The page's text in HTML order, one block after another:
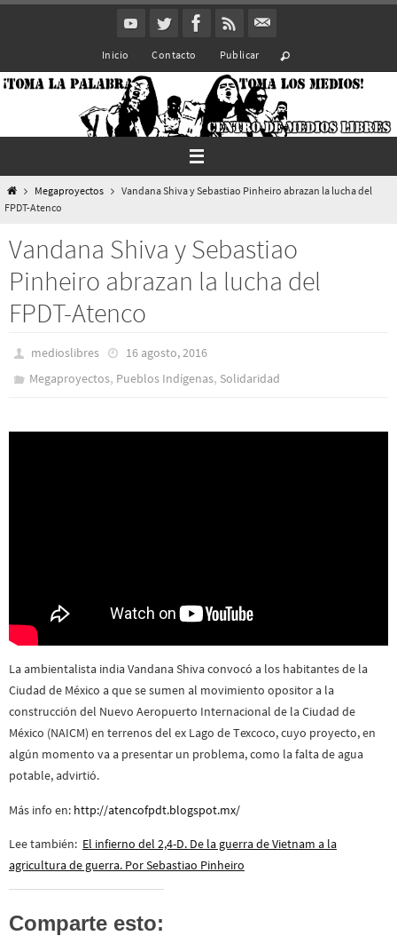
Inicio Contacto Publicar
InicioMegaproyectos
Vandana Shiva y Sebastiao Pinheiro abrazan la lucha del
FPDT-Atenco
Vandana Shiva y Sebastiao
Pinheiro abrazan la lucha del
FPDT-Atenco
medioslibres
16 agosto, 2016
Megaproyectos, Pueblos Indí­genas, Solidaridad
La ambientalista india Vandana Shiva convocó a los habitantes de la
Ciudad de México a que se sumen al movimiento opositor a la
construcción del Nuevo Aeropuerto Internacional de la Ciudad de
México (NAICM) en terrenos del ex Lago de Texcoco, cuyo proyecto, en
algún momento va a presentar un problema, como la falta de agua
potable, advirtió.
Más info en: http://atencofpdt.blogspot.mx/
Lee también: El infierno del 2,4-D. De la guerra de Vietnam a la
agricultura de guerra. Por Sebastiao Pinheiro
Comparte esto: